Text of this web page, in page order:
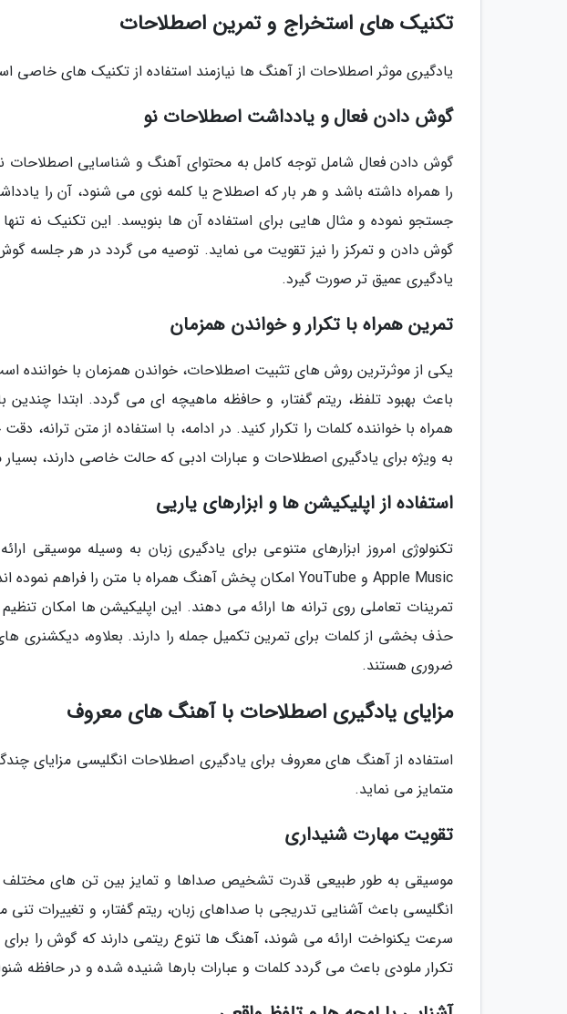
تکنیک های استخراج و تمرین اصطلاحات
یادگیری موثر اصطلاحات از آهنگ ها نیازمند استفاده از تکنیک های خاصی
گوش دادن فعال و یادداشت اصطلاحات نو
گوش دادن فعال شامل توجه کامل به محتوای آهنگ و شناسایی اصطلاحات
را همراه داشته باشد و هر بار که اصطلاح یا کلمه نوی می شنود، آن را
جستجو نموده و مثال هایی برای استفاده آن ها بنویسد. این تکنیک نه
یادگیری عمیق تر صورت گیرد.
تمرین همراه با تکرار و خواندن همزمان
باعث بهبود تلفظ، ریتم گفتار، و حافظه ماهیچه ای می گردد. ابتدا
همراه با خواننده کلمات را تکرار کنید. در ادامه، با استفاده از متن
به ویژه برای یادگیری اصطلاحات و عبارات ادبی که حالت خاصی دارند،
استفاده از اپلیکیشن ها و ابزارهای یاریی
تمرینات تعاملی روی ترانه ها ارائه می دهند. این اپلیکیشن ها
حذف بخشی از کلمات برای تمرین تکمیل جمله را دارند. بعلاوه، دیکشنری
ضروری هستند.
مزایای یادگیری اصطلاحات با آهنگ های معروف
استفاده از آهنگ های معروف برای یادگیری اصطلاحات انگلیسی مزایای
متمایز می نماید.
تقویت مهارت شنیداری
موسیقی به طور طبیعی قدرت تشخیص صداها و تمایز بین تن های
انگلیسی باعث آشنایی تدریجی با صداهای زبان، ریتم گفتار، و تغییرات
سرعت یکنواخت ارائه می شوند، آهنگ ها تنوع ریتمی دارند که گوش را
تکرار ملودی باعث می گردد کلمات و عبارات بارها شنیده شده و در حافظه